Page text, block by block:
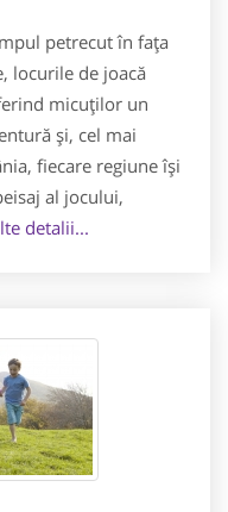
petrecut în fața
locurile de joacă
micuților un
și, cel mai
fiecare regiune își
al jocului,
detalii...